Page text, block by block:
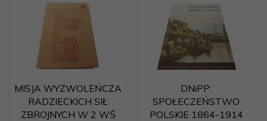
MISJA WYZWOLEŃCZA
RADZIECKICH SIŁ
ZBROJNYCH W 2 WŚ
DNiPP:
SPOŁECZEŃSTWO
POLSKIE 1864-1914